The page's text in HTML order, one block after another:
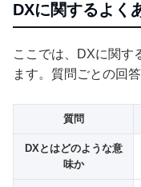
DXに関するよく
ここでは、DXに関す
ます。質問ごとの回
質問
DXとはどのような意
味か